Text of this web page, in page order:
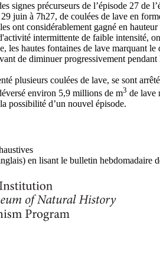
signes précurseurs de l’épisode 27
juin à 7h27, de coulées de lave en
ont considérablement gagné en
intermittente de faible intensité,
les hautes fontaines de lave marquant
de diminuer progressivement
plusieurs coulées de lave, se sont
environ 5,9 millions de m3 de lave
possibilité d’un nouvel épisode.
en lisant le bulletin hebdomadaire